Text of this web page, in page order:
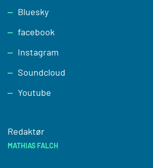
Footer
Bluesky
facebook
Instagram
Soundcloud
Youtube
Redaktør
MATHIAS FALCH